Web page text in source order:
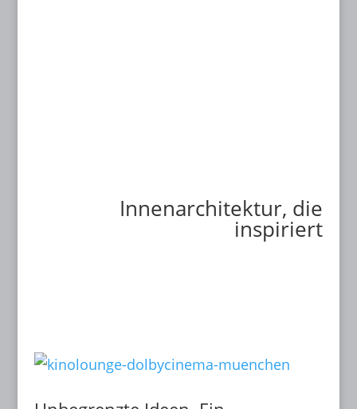
Innenarchitektur, die
inspiriert